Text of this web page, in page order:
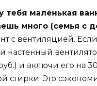
тебя маленькая
много (семья с
с вентиляцией.
настенный
и включи его на
стирки. Это